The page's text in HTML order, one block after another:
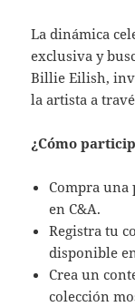
La dinámica
exclusiva y
Billie Eilish,
la artista a
¿Cómo
Compra una
en C&A.
Registra tu
disponible
Crea un
colección